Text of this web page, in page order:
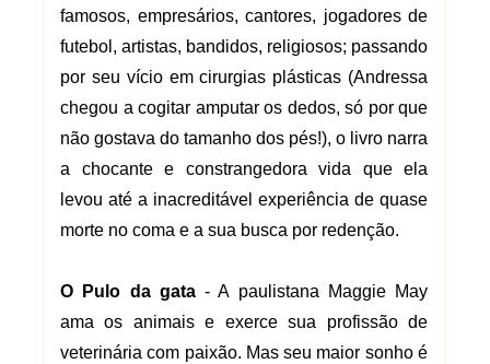
famosos, empresários, cantores, jogadores de
futebol, artistas, bandidos, religiosos; passando
por seu vício em cirurgias plásticas (Andressa
chegou a cogitar amputar os dedos, só por que
não gostava do tamanho dos pés!), o livro narra
a chocante e constrangedora vida que ela
levou até a inacreditável experiência de quase
morte no coma e a sua busca por redenção.
O Pulo da gata- A paulistana Maggie May
ama os animais e exerce sua profissão de
veterinária com paixão. Mas seu maior sonho é